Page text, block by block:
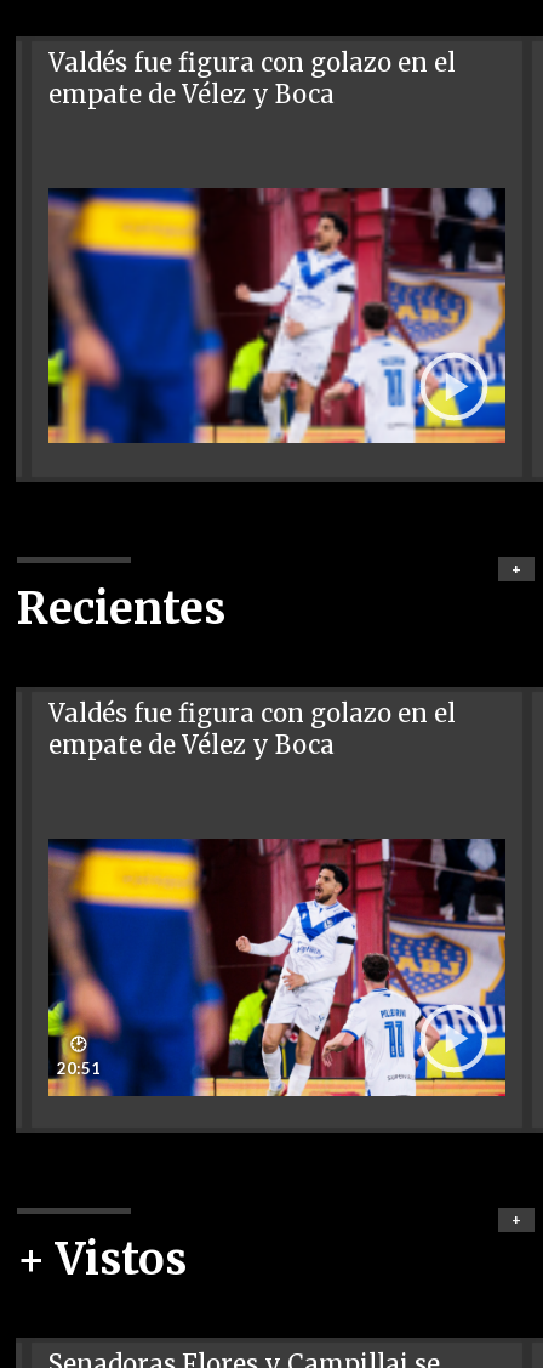
Valdés fue figura con golazo en el
empate de Vélez y Boca
Recientes
+
Valdés fue figura con golazo en el
empate de Vélez y Boca
🕑
20:51
+ Vistos
+